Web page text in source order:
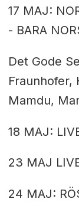
17 MAJ:
- BARA
Det Gode
Fraunhofer,
Mamdu,
18 MAJ:
23 MAJ
24 MAJ: